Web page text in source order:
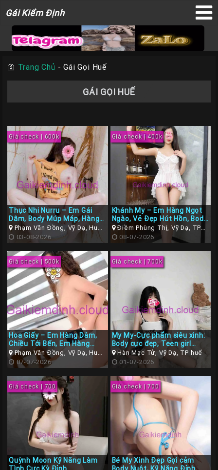
Gái Kiểm Định
Gái
Định
×
TRANG
Hệ
Đăng
Bài
Gái
Gọi
Sài
Gòn
Gái
Gọi
Đà
Nẵng
Gái
Gọi
Hà
Nội
Các
TP
Miền
Nam
Các
Nguyên
Các
TP
🛐 Trang Chủ -Gái Gọi Huế
GÁI GỌI HUẾ
Giá check | 600k
Thục Nhi Nurru – Em Gái
Dâm, Body Múp Máp, Hàng
Non Dâm Đãng
Phạm Văn Đồng, Vỹ Dạ, Huế,
Thừa Thiên Huế
03-08-2026
Giá check | 400k
Khánh My – Em Hàng Ngọt
Ngào, Vẻ Đẹp Hút Hồn, Body
Mịn Màng, Dâm Giá Rẻ tại
Gái Gọi TP Huế
Điềm Phùng Thị, Vỹ Dạ, TP
Huế08-07-2026
Giá check | 500k
Hoa Giấy – Em Hàng Dâm,
Chiều Tới Bến, Em Hàng
Ngoan Xinh, Dáng Chuppy
Hoàn Hảo
Phạm Văn Đồng, Vỹ Dạ, Huế,
Thừa Thiên Huế
07-07-2026
Giá check | 700k
My My-Cực phẩm siêu xinh:
Body cực đẹp, Teen girl
đáng yêu, da trắng, dáng
đẹp – Gái gọi Huế cao cấp
Hàn Mạc Tử, Vỹ Dạ, TP huế
01-07-2026
Giá check | 700
Quỳnh Moon Kỹ Năng Làm
Giá check | 700
Bé My Xinh Đẹp Gợi cảm